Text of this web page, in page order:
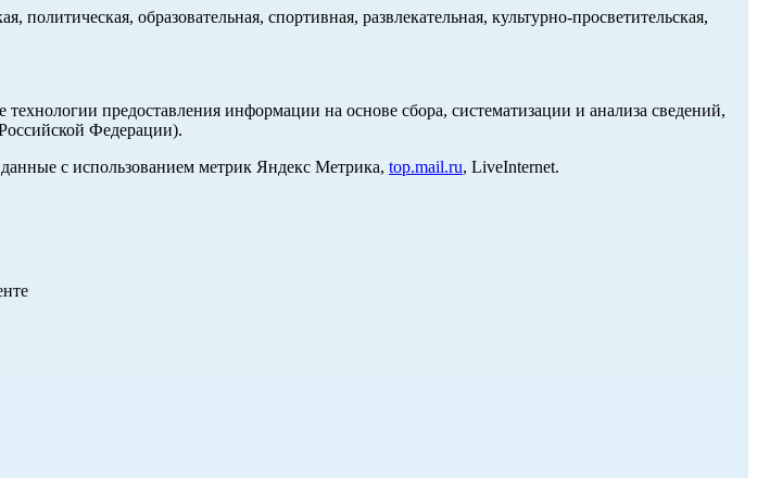
образовательная, спортивная, развлекательная, культурно-просветительская,
предоставления информации на основе сбора, систематизации и анализа сведений,
Федерации).
с использованием метрик Яндекс Метрика, top.mail.ru, LiveInternet.